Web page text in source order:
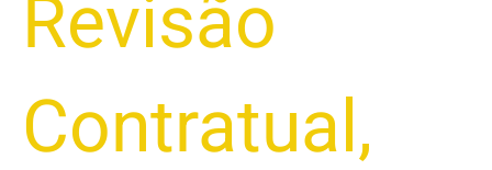
Revisão
Contratual ,